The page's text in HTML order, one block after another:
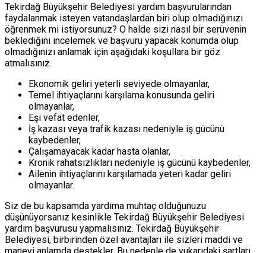
Tekirdağ Büyükşehir Belediyesi yardım başvurularından
faydalanmak isteyen vatandaşlardan biri olup olmadığınızı
öğrenmek mi istiyorsunuz? O halde sizi nasıl bir serüvenin
beklediğini incelemek ve başvuru yapacak konumda olup
olmadığınızı anlamak için aşağıdaki koşullara bir göz
atmalısınız.
Ekonomik geliri yeterli seviyede olmayanlar,
Temel ihtiyaçlarını karşılama konusunda geliri
olmayanlar,
Eşi vefat edenler,
İş kazası veya trafik kazası nedeniyle iş gücünü
kaybedenler,
Çalışamayacak kadar hasta olanlar,
Kronik rahatsızlıkları nedeniyle iş gücünü kaybedenler,
Ailenin ihtiyaçlarını karşılamada yeteri kadar geliri
olmayanlar.
Siz de bu kapsamda yardıma muhtaç olduğunuzu
düşünüyorsanız kesinlikle Tekirdağ Büyükşehir Belediyesi
yardım başvurusu yapmalısınız. Tekirdağ Büyükşehir
Belediyesi, birbirinden özel avantajları ile sizleri maddi ve